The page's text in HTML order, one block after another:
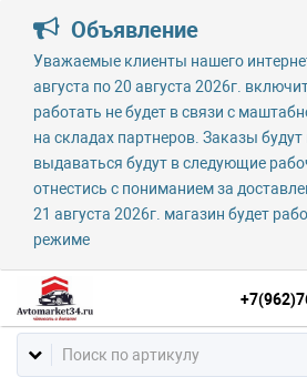
Объявление
Уважаемые клиенты нашего
августа по 20 августа 2026г.
работать не будет в связи с
на складах партнеров. Заказы
выдаваться будут в следующие
отнестись с пониманием за
21 августа 2026г. магазин будет
режиме